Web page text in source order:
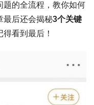
题的全流程，教你如何
最后还会揭秘3个关键
得看到最后！